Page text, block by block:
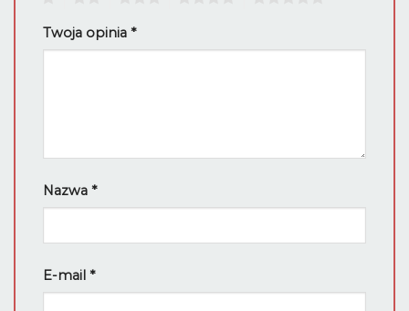
Twoja opinia *
Nazwa *
E-mail *